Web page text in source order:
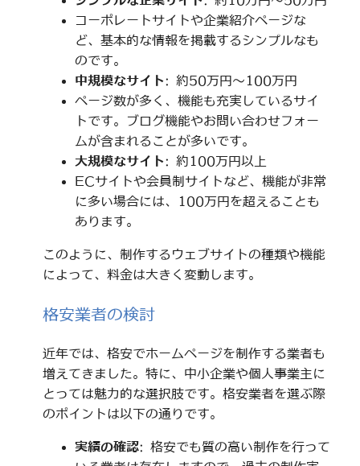
コーポレートサイトや企業紹介ページな
ど、基本的な情報を掲載するシンプルなも
のです。
中規模なサイト: 約50万円～100万円
ページ数が多く、機能も充実しているサイ
トです。ブログ機能やお問い合わせフォー
ムが含まれることが多いです。
大規模なサイト: 約100万円以上
ECサイトや会員制サイトなど、機能が非常
に多い場合には、100万円を超えることも
あります。
このように、制作するウェブサイトの種類や機能
によって、料金は大きく変動します。
格安業者の検討
近年では、格安でホームページを制作する業者も
増えてきました。特に、中小企業や個人事業主に
とっては魅力的な選択肢です。格安業者を選ぶ際
のポイントは以下の通りです。
実績の確認: 格安でも質の高い制作を行って